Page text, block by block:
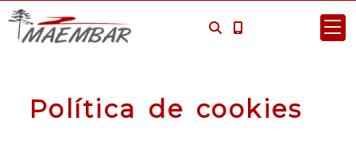
Política de cookies